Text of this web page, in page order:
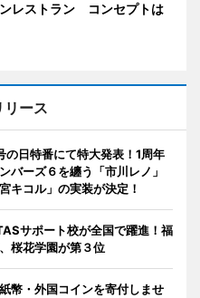
レストラン コンセプトは
リース
の日特番にて特大発表！1周年
バーズ６を纏う「市川レノ」
キコル」の実装が決定！
サポート校が全国で躍進！福
桜花学園が第３位
幣・外国コインを寄付しませ